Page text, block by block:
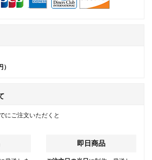
にご注文いただくと
即日商品